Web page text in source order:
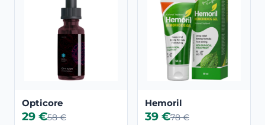
Opticore
29 €58 €
Hemoril
39 €78 €